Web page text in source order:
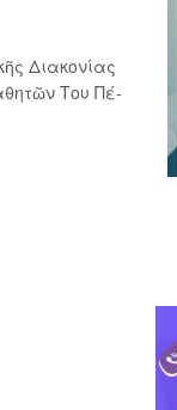
Διακονίας
Του Πέ­